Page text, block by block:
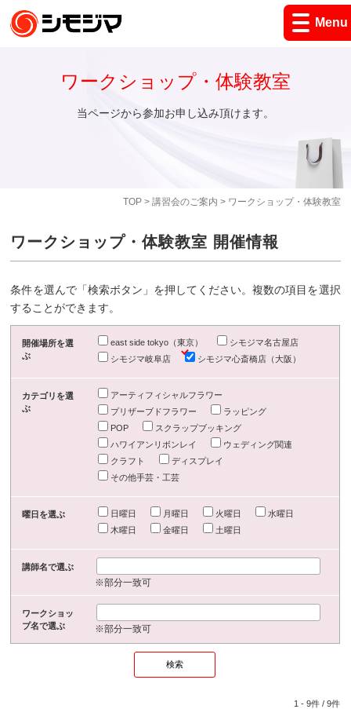
Menu
TOP> 講習会のご案内 > ワークショップ・体験教室
ワークショップ・体験教室
当ページから参加お申し込み頂けます。
ワークショップ・体験教室 開催情報
条件を選んで「検索ボタン」を押してください。複数の項目を選択
することができます。
開催場所を選
ぶ
east side tokyo（東京）
シモジマ名古屋店
シモジマ岐阜店
シモジマ心斎橋店（大阪）
カテゴリを選
ぶ
アーティフィシャルフラワー
プリザーブドフラワー
ラッピング
POP
スクラップブッキング
ハワイアンリボンレイ
ウェディング関連
クラフト
ディスプレイ
その他手芸・工芸
曜日を選ぶ 日曜日 月曜日 火曜日
水曜日
木曜日
金曜日 土曜日
講師名で選ぶ
※部分一致可
ワークショッ
プ名で選ぶ
※部分一致可
1 -9件 /9件